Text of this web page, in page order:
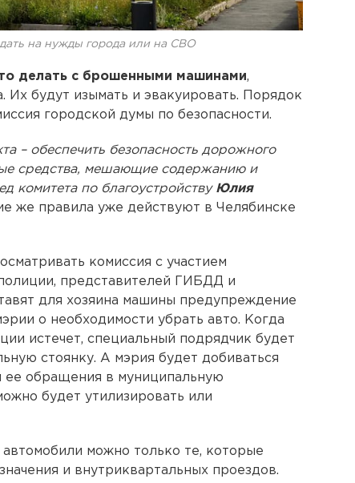
на нужды города или на СВО
делать с брошенными машинами,
Их будут изымать и эвакуировать. Порядок
городской думы по безопасности.
– обеспечить безопасность дорожного
средства, мешающие содержанию и
комитета по благоустройству Юлия
же правила уже действуют в Челябинске
комиссия с участием
представителей ГИБДД и
для хозяина машины предупреждение
о необходимости убрать авто. Когда
истечет, специальный подрядчик будет
стоянку. А мэрия будет добиваться
ее обращения в муниципальную
будет утилизировать или
можно только те, которые
и внутриквартальных проездов.